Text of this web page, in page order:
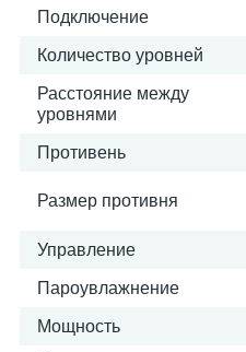
Подключение
Количество уровней
Расстояние между
уровнями
Противень
Размер противня
Управление
Пароувлажнение
Мощность